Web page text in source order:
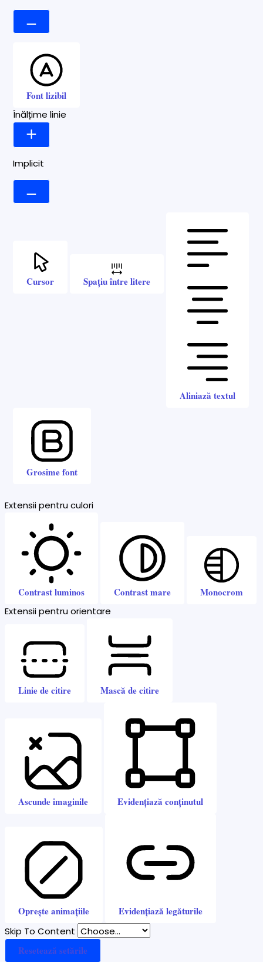
Font lizibil
Înălțime linie
Implicit
Cursor Spațiu între litere
Aliniază textul
Grosime font
Extensii pentru culori
Contrast luminos Contrast mare Monocrom
Extensii pentru orientare
Linie de citire Mască de citire
Ascunde imaginile Evidențiază conținutul
Oprește animațiile Evidențiază legăturile
Skip To Content
Resetează setările